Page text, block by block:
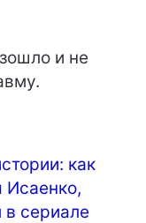
и не
как
Исаенко,
сериале